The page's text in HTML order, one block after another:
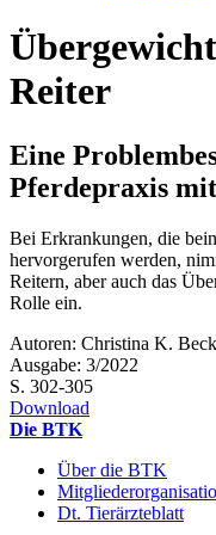
Reiter
Eine
Pferdepraxis
Bei Erkrankungen, die
hervorgerufen werden,
Reitern, aber auch das
Rolle ein.
Autoren: Christina K.
Ausgabe: 3/2022
S. 302-305
Download
Die BTK
Über die BTK
Dt. Tierärzteblatt